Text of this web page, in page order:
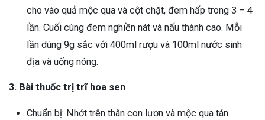
cho vào quả mộc qua và cột chặt, đem hấp trong 3 – 4
lần. Cuối cùng đem nghiền nát và nấu thành cao. Mỗi
lần dùng 9g sắc với 400ml rượu và 100ml nước sinh
địa và uống nóng.
3. Bài thuốc trị trĩ hoa sen
Chuẩn bị: Nhớt trên thân con lươn và mộc qua tán